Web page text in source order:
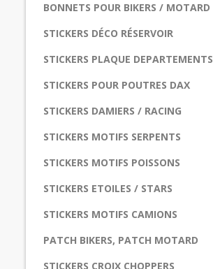
BONNETS POUR BIKERS / MOTARD
STICKERS DÉCO RÉSERVOIR
STICKERS PLAQUE DEPARTEMENTS
STICKERS POUR POUTRES DAX
STICKERS DAMIERS / RACING
STICKERS MOTIFS SERPENTS
STICKERS MOTIFS POISSONS
STICKERS ETOILES / STARS
STICKERS MOTIFS CAMIONS
PATCH BIKERS, PATCH MOTARD
STICKERS CROIX CHOPPERS